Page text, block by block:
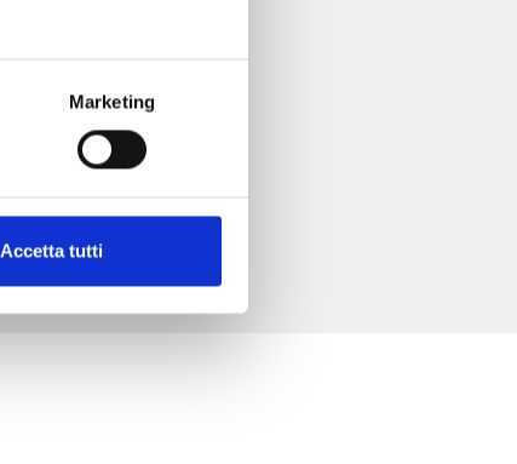
Marketing
Accetta tutti